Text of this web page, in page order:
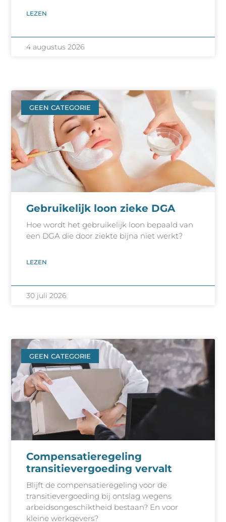
LEZEN
4 augustus 2026
GEEN CATEGORIE
Gebruikelijk loon zieke DGA
Hoe wordt het gebruikelijk loon bepaald van
een DGA die door ziekte bijna niet werkt?
LEZEN
30 juli 2026
GEEN CATEGORIE
Compensatieregeling
transitievergoeding vervalt
Blijft de compensatieregeling voor de
transitievergoeding bij ontslag wegens
arbeidsongeschiktheid bestaan? En voor
kleine werkgevers?